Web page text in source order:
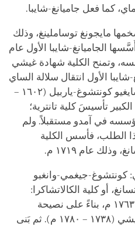
كما فعل جاميانغ-شايبا.
مايجونغ توساملينغ، وذلك
الجاميانغ-شايبا الأول عام
وتمنح الكلية شهادة غيشي
شايبا الأول انتقال سلالة الساي
في كلية التانترية سايغيو من سايغيو كونتشوغ-ياربيل (١٦٠٢ –
تأسيسَ كلية تانترية؛
في آمدو مستقبلاً. ولم
الطلب، فأسس الكلية
وذلك عام ١٧١٩ م.
كونتشوغ-جيغمي-وانغبو
دراتسانغ، أو كلية الكالاتشاكرا:
إيوام-تشوكور-لينغ، وذلك عام ١٧٦٣ م، بناءً على نصيحة
البانتشين لاما الثالث: بالدين-ييشي (١٧٣٨ – ١٧٨٠ م). ثم بَنى